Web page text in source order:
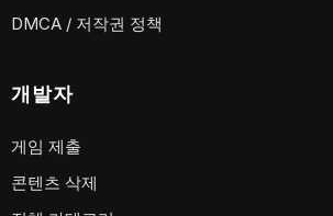
DMCA / 저작권 정책
개발자
게임 제출
콘텐츠 삭제